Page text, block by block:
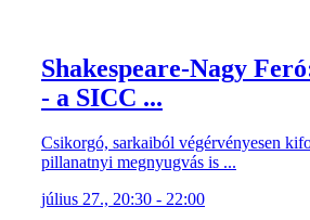
Shakespeare-Nagy
- a SICC ...
Csikorgó, sarkaiból végérvényesen
pillanatnyi megnyugvás is ...
július 27., 20:30 - 22:00